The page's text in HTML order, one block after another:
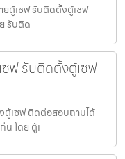
ยตู้เซฟ รับติดตั้งตู้เซฟ
รับติด
ฟ รับติดตั้งตู้เซฟ
ตู้เซฟ ติดต่อสอบถามได้
โดย ตู้เ